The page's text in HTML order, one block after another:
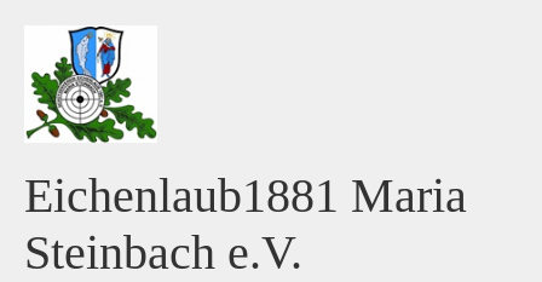
Eichenlaub1881 Maria
Steinbach e.V.